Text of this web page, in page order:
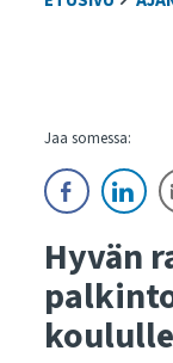
Jaa somessa:
Hyvän